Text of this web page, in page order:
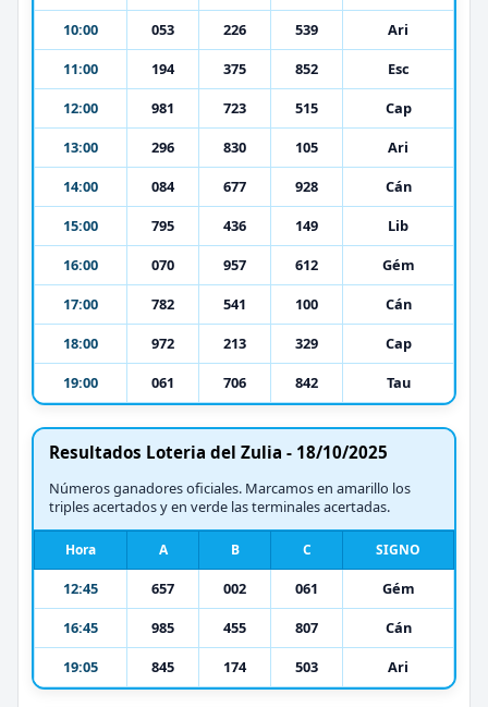
10:00 053 226 539
Ari
11:00
194 375 852
Esc
12:00
981 723 515
Cap
13:00
296 830 105
Ari
14:00
084 677 928
Cán
15:00
795 436 149
Lib
16:00
070 957 612
Gém
17:00
782 541 100
Cán
18:00
972 213 329
Cap
19:00
061 706 842 Tau
Resultados Loteria del Zulia - 18/10/2025
Números ganadores oficiales. Marcamos en amarillo los
triples acertados y en verde las terminales acertadas.
Hora A B C SIGNO
12:45 657 002 061
Gém
16:45
985 455 807
Cán
19:05
845 174 503 Ari